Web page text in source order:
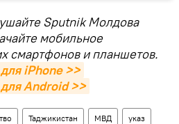
Sputnik Молдова
мобильное
смартфонов и планшетов.
iPhone >>
Android >>
Таджикистан МВД указ